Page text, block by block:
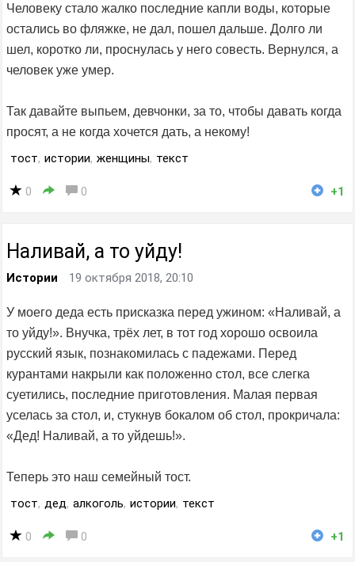
Человеку стало жалко последние кaпли воды, которые
остались во фляжке, не дал, пошел дальше. Долго ли
шел, коротко ли, проснулась у него совесть. Вернулся, a
человек уже умер.
Так давайте выпьем, девчонки, за то, чтобы давать когда
просят, a не когда хочется дать, a некому!
тост, истории, женщины, текст
0 0 +1
Наливай, а то уйду!
Истории 19 октября 2018, 20:10
У моего деда есть присказка перед ужином: «Наливай, а
то уйду!». Внучка, трёх лет, в тот год хорошо освоила
русский язык, познакомилась с падежами. Перед
курантами накрыли как положенно стол, все слегка
суетились, последние приготовления. Малая первая
уселась за стол, и, стукнув бокалом об стол, прокричала:
«Дед! Наливай, а то уйдешь!».
Теперь это наш семейный тост.
тост, дед, алкоголь, истории, текст
0 0 +1